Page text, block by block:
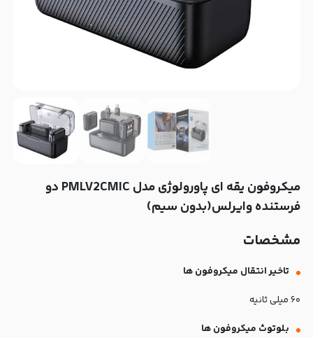
میکروفون یقه ای پاورولوژی مدل PMLV2CMIC دو
فرستنده وایرلس(بدون سیم)
مشخصات
تاخیر انتقال میکروفون ها
۶۰ میلی‌ ثانیه
بلوتوث میکروفون ها